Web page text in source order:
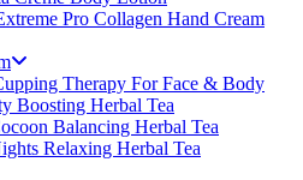
Pro Collagen Hand Cream
Therapy For Face & Body
Boosting Herbal Tea
Balancing Herbal Tea
Relaxing Herbal Tea